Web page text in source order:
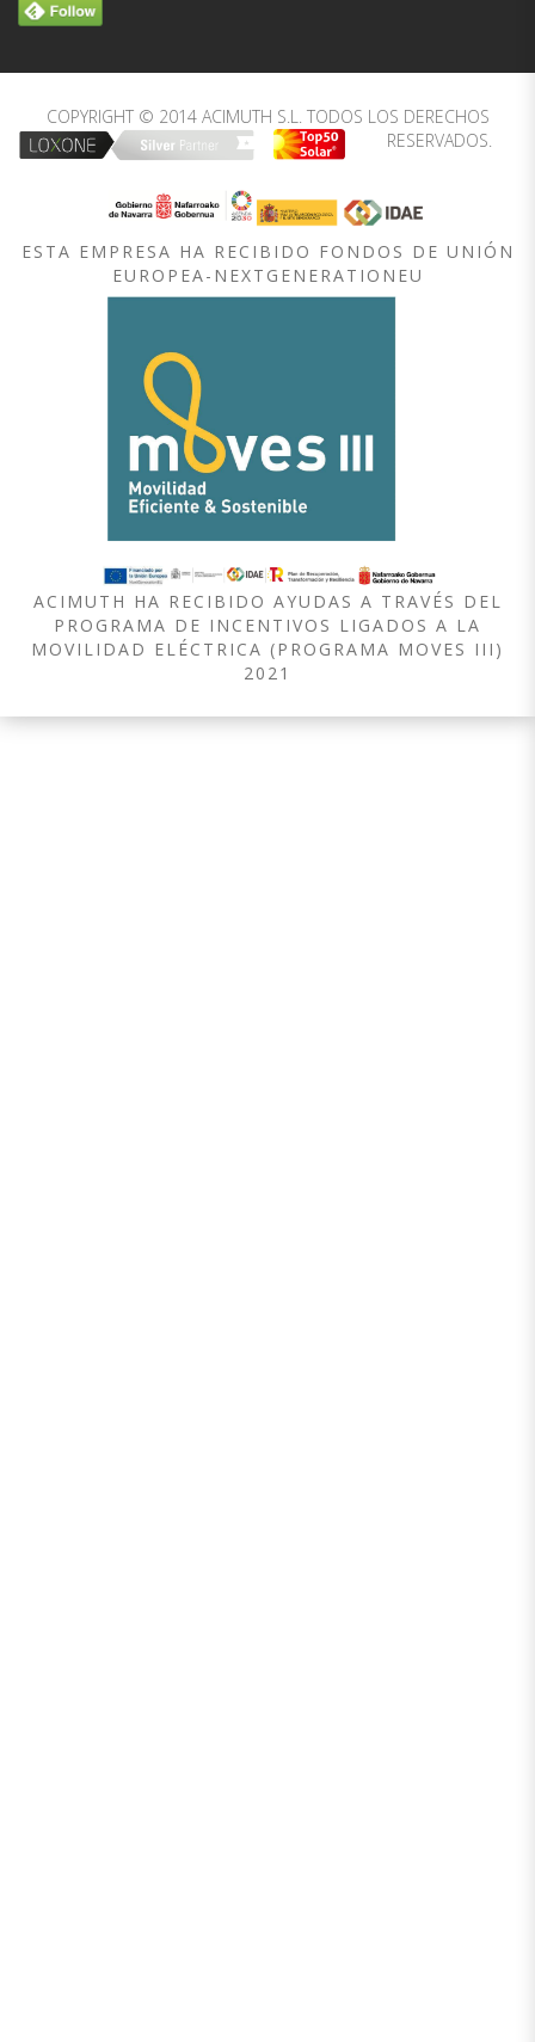
COPYRIGHT © 2014 ACIMUTH S.L. TODOS LOS DERECHOS
RESERVADOS.
ESTA EMPRESA HA RECIBIDO FONDOS DE UNIÓN
EUROPEA-NEXTGENERATIONEU
ACIMUTH HA RECIBIDO AYUDAS A TRAVÉS DEL
PROGRAMA DE INCENTIVOS LIGADOS A LA
MOVILIDAD ELÉCTRICA (PROGRAMA MOVES III)
2021